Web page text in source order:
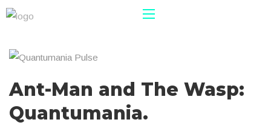
Ant-Man and The Wasp:
Quantumania.